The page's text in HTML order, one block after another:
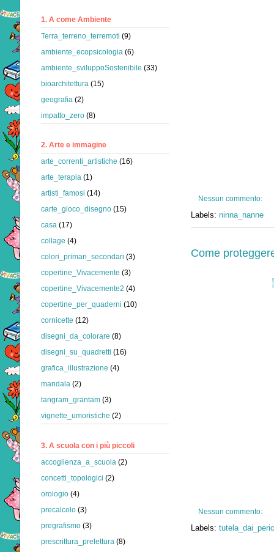
Nessun commento:
Labels: ninna_nanne
Come
Nessun commento:
Labels:
1. A come Ambiente
Terra_terreno_terremoti (9)
ambiente_ecopsicologia (6)
ambiente_sviluppoSostenibile (33)
bioarchitettura (15)
geografia (2)
impatto_zero (8)
2. Arte e immagine
arte_correnti_artistiche (16)
arte_terapia (1)
artisti_famosi (14)
carte_gioco_disegno (15)
casa (17)
collage (4)
colori_primari_secondari (3)
copertine_Vivacemente (3)
copertine_Vivacemente2 (4)
copertine_per_quaderni (10)
cornicette (12)
disegni_da_colorare (8)
disegni_su_quadretti (16)
grafica_illustrazione (4)
mandala (2)
tangram_grantam (3)
vignette_umoristiche (2)
3. A scuola con i più piccoli
accoglienza_a_scuola (2)
concetti_topologici (2)
orologio (4)
precalcolo (3)
pregrafismo (3)
prescrittura_prelettura (8)